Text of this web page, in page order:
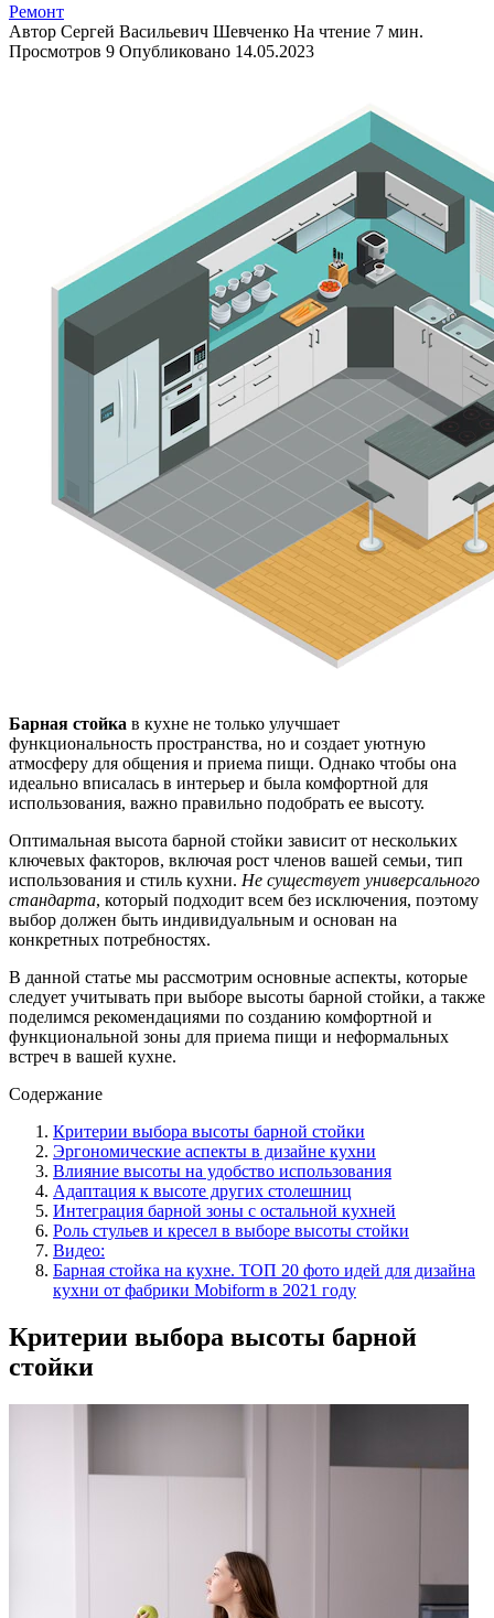
Ремонт
Автор Сергей Васильевич Шевченко На чтение 7 мин.
Просмотров 9 Опубликовано 14.05.2023
Барная стойка в кухне не только улучшает
функциональность пространства, но и создает уютную
атмосферу для общения и приема пищи. Однако чтобы она
идеально вписалась в интерьер и была комфортной для
использования, важно правильно подобрать ее высоту.
Оптимальная высота барной стойки зависит от нескольких
ключевых факторов, включая рост членов вашей семьи, тип
использования и стиль кухни. Не существует универсального
стандарта, который подходит всем без исключения, поэтому
выбор должен быть индивидуальным и основан на
конкретных потребностях.
В данной статье мы рассмотрим основные аспекты, которые
следует учитывать при выборе высоты барной стойки, а также
поделимся рекомендациями по созданию комфортной и
функциональной зоны для приема пищи и неформальных
встреч в вашей кухне.
Содержание
Критерии выбора высоты барной стойки
Эргономические аспекты в дизайне кухни
Влияние высоты на удобство использования
Адаптация к высоте других столешниц
Интеграция барной зоны с остальной кухней
Роль стульев и кресел в выборе высоты стойки
Видео:
Барная стойка на кухне. ТОП 20 фото идей для дизайна
кухни от фабрики Mobiform в 2021 году
Критерии выбора высоты барной
стойки